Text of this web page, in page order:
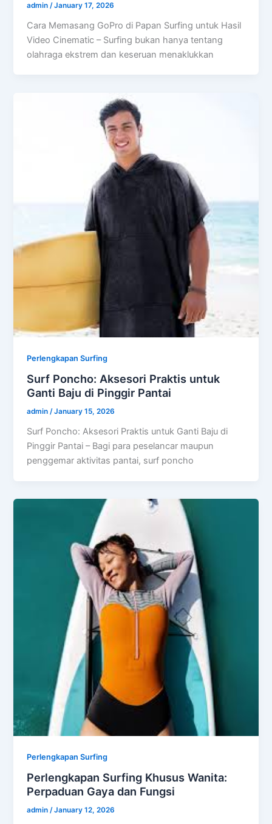
admin /January 17, 2026
Cara Memasang GoPro di Papan Surfing untuk Hasil
Video Cinematic – Surfing bukan hanya tentang
olahraga ekstrem dan keseruan menaklukkan
Perlengkapan Surfing
Surf Poncho: Aksesori Praktis untuk
Ganti Baju di Pinggir Pantai
admin/January 15, 2026
Surf Poncho: Aksesori Praktis untuk Ganti Baju di
Pinggir Pantai – Bagi para peselancar maupun
penggemar aktivitas pantai, surf poncho
Perlengkapan Surfing
Perlengkapan Surfing Khusus Wanita:
Perpaduan Gaya dan Fungsi
admin/January 12, 2026